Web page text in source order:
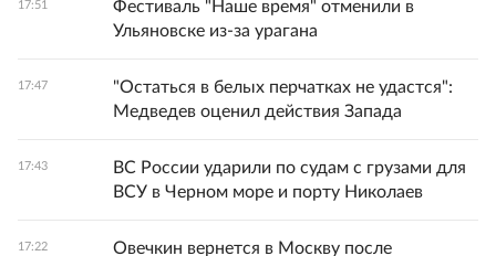
17:51
Фестиваль "Наше время" отменили в
Ульяновске из-за урагана
17:47
"Остаться в белых перчатках не удастся":
Медведев оценил действия Запада
17:43
ВС России ударили по судам с грузами для
ВСУ в Черном море и порту Николаев
17:22
Овечкин вернется в Москву после